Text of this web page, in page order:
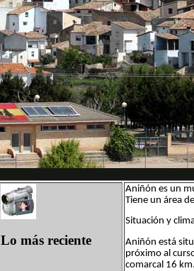
Lo más reciente
Aniñón es un
Tiene un área
Situación y
Aniñón está
próximo al
comarcal 16